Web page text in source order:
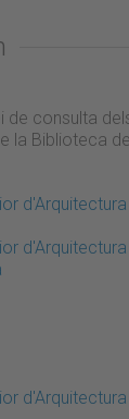
de consulta
la Biblioteca